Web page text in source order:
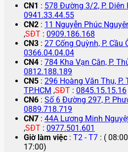
CN1 : 578 Đường 3/2, P. Diên
0941.33.44.55
CN2 : 11 Nguyễn Phúc
,SĐT : 0909.186.168
CN3 : 27 Cống Quỳnh, P. Cầu
0366.04.04.04
CN4 : 784 Kha Vạn Cân, P.
0812.188.189
CN5 : 296 Hoàng Văn Thụ, P.
TP.HCM ,SĐT : 0845.15.15.16
CN6 : Số 6 Đường 297, P.
0889.718.719
CN7 : 44A Lương Minh
,SĐT : 0977.501.601
Giờ làm việc : T2 - T7 : (
17:00)